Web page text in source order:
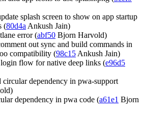
splash screen to show on app startup
(80d4a Ankush Jain)
error (abf50 Bjorn Harvold)
out sync and build commands in
compatibility (98c15 Ankush Jain)
flow for native deep links (e96d5
dependency in pwa-support
dependency in pwa code (a61e1 Bjorn